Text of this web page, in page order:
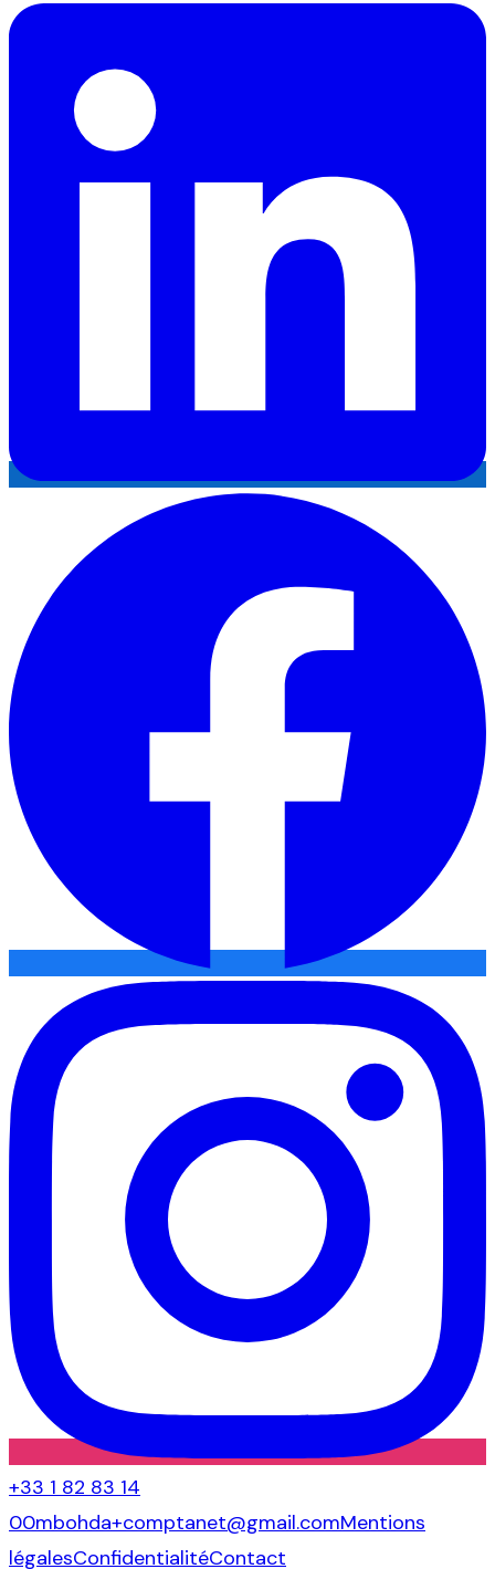
+33 1 82 83 14
00mbohda+comptanet@gmail.comMentions
légalesConfidentialitéContact